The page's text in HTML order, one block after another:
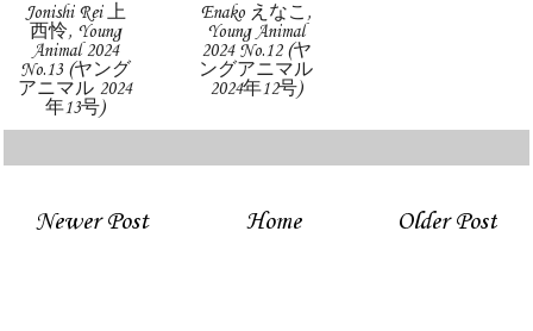
Jonishi Rei 上
西怜, Young
Animal 2024
No.13 (ヤング
アニマル 2024
年13号)
Enako えなこ,
Young Animal
2024 No.12 (ヤ
ングアニマル
2024年12号)
Newer Post Older Post
Home